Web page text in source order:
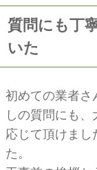
質問にも丁
いた
初めての業者さ
しの質問にも、
応じて頂けまし
た。